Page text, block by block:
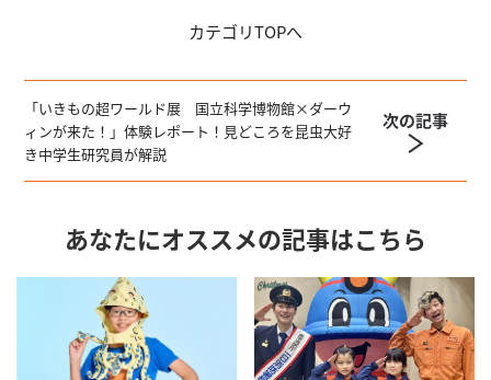
カテゴリTOPへ
「いきもの超ワールド展 国立科学博物館×ダーウ
ィンが来た！」体験レポート！見どころを昆虫大好
き中学生研究員が解説
次の記事
あなたにオススメの記事はこちら